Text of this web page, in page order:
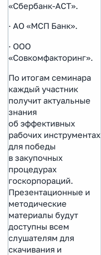
«Сбербанк-АСТ».
· АО «МСП Банк».
· ООО
«Совкомфакторинг».
По итогам семинара
каждый участник
получит актуальные
знания
об эффективных
рабочих инструментах
для победы
в закупочных
процедурах
госкорпораций.
Презентационные и
методические
материалы будут
доступны всем
слушателям для
скачивания и